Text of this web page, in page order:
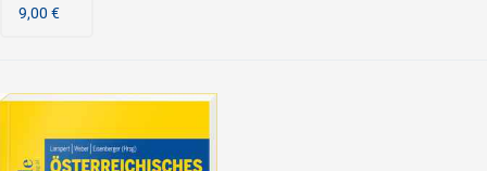
9,00 €